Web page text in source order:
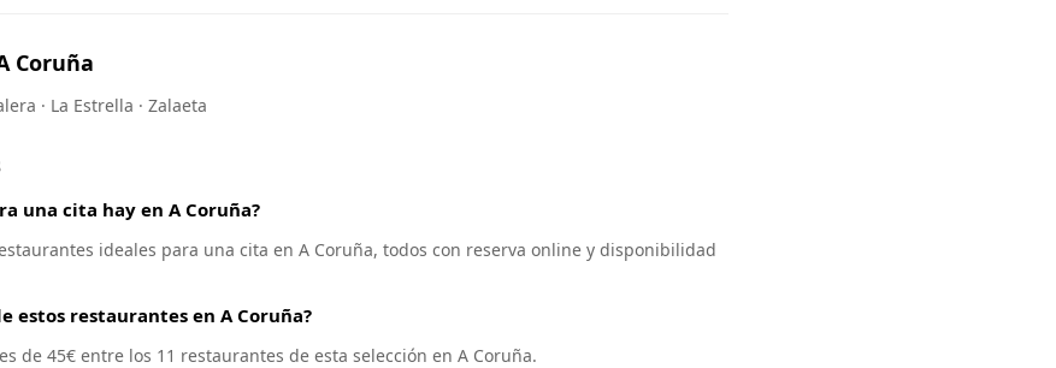
Coruña
· La Estrella · Zalaeta
una cita hay en A Coruña?
ideales para una cita en A Coruña, todos con reserva online y disponibilidad
estos restaurantes en A Coruña?
de 45€ entre los 11 restaurantes de esta selección en A Coruña.